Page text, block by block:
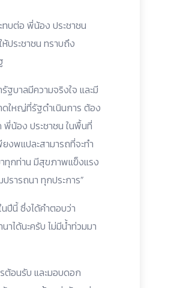
บต่อ พี่น้อง ประชาชน
ประชาชน ทราบถึง
บาลมีความจริงใจ และมี
ดใหญ่ที่รัฐดำเนินการ ต้อง
พี่น้อง ประชาชน ในพื้นที่
ยงพแปละสามารถที่จะทำ
ทุกท่าน มีสุขภาพแข็งแรง
รารถนา ทุกประการ”
ปีนี้ ซึ่งได้คำตอบว่า
ได้นะครับ ไม่มีน้ำท่วมมา
ต้อนรับ และมอบดอก